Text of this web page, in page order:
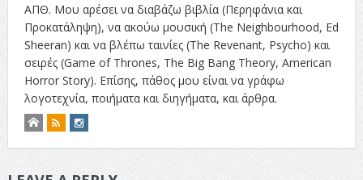
ΑΠΘ. Μου αρέσει να διαβάζω βιβλία (Περηφάνια και
Προκατάληψη), να ακούω μουσική (The Neighbourhood, Ed
Sheeran) και να βλέπω ταινίες (The Revenant, Psycho) και
σειρές (Game of Thrones, The Big Bang Theory, American
Horror Story). Επίσης, πάθος μου είναι να γράφω
λογοτεχνία, ποιήματα και διηγήματα, και άρθρα.